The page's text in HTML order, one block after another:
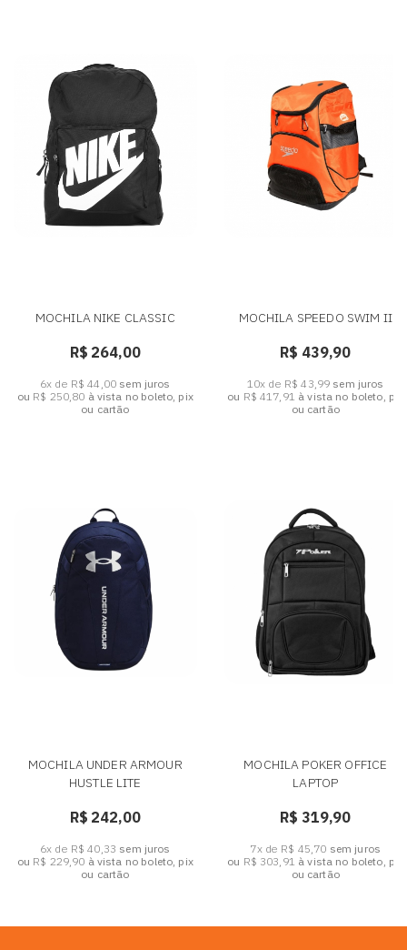
MOCHILA NIKE CLASSIC
R$ 264,00
6x de R$ 44,00 sem juros
ou R$ 250,80 à vista no boleto, pix
ou cartão
MOCHILA SPEEDO SWIM II
R$ 439,90
10x de R$ 43,99 sem juros
ou R$ 417,91 à vista no boleto, pix
ou cartão
MOCHILA UNDER ARMOUR
HUSTLE LITE
R$ 242,00
6x de R$ 40,33 sem juros
ou R$ 229,90 à vista no boleto, pix
ou cartão
MOCHILA POKER OFFICE
LAPTOP
R$ 319,90
7x de R$ 45,70 sem juros
ou R$ 303,91 à vista no boleto, pix
ou cartão